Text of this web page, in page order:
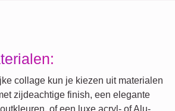
collage kun je kiezen uit materialen
zijdeachtige finish, een elegante